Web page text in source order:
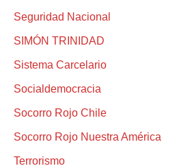
Seguridad Nacional
SIMÓN TRINIDAD
Sistema Carcelario
Socialdemocracia
Socorro Rojo Chile
Socorro Rojo Nuestra América
Terrorismo